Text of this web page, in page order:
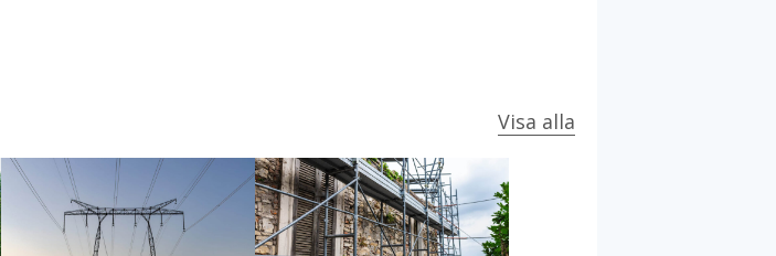
Visa alla